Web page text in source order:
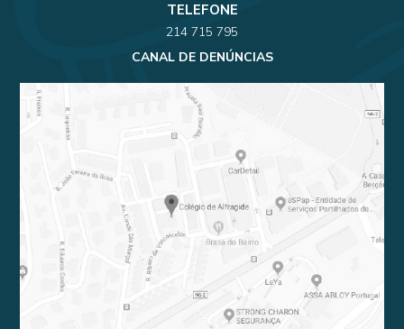
TELEFONE
214 715 795
CANAL DE DENÚNCIAS